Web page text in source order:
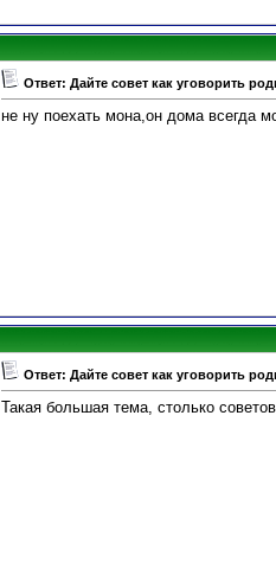
Ответ: Дайте совет как уговорить
не ну поехать мона,он дома всегда
Ответ: Дайте совет как уговорить
Такая большая тема, столько